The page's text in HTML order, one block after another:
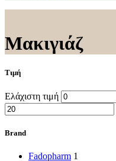
Μακιγιάζ
Τιμή
Ελάχιστη τιμή
Brand
Fadopharm 1